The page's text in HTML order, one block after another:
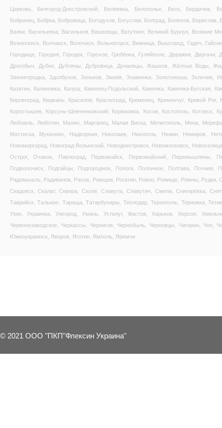
Церковь, Белгород-Днестровский, Беляевка, Белополье, Белз,
Бобринец, Бобрка, Бобровица, Богодухов, Богуслав, Болград, Болехов,
Валки, Васильевка, Васильков, Вашковцы, Ватутино, Великий Бурлук, Великие
Вознесенск, Волчанск, Волочиск, Вольногорск, Вижница, Вышгород, Гадяч,
Городище, Городня, Городок, Горохов, Гребёнка, Гуляйполе, Деражня,
Дрогобыч, Дубно, Дубляны, Дубровица, Дунаевцы, Жашков, Жёлтые Воды,
Звенигородка,
Здолбунов, Зеньков, Змиёв, Знаменка, Золотоноша, Золочев,
Казатин, Калиновка, Калуш, Каменец-Подольский, Каменка, Каменка-Бугская,
Кировоград, Кицмань, Красилов, Красноград, Кременец, Кременчуг, Кривой
Коростышев, Корсунь-Шевченковский, Корюковка, Косов, Костополь,
Любомль, Люботин, Малин, Марганец, Малая Виска, Мелитополь, Мена,
Мостиска, Мукачево, Надворная, Николаев, Никополь, Нежин, Немиров,
Новомиргород, Новоград-Волынский, Новоднестровск, Новомосковск,
Острог, Очаков, Павлоград, Первомайск, Первомайский, Перемышляны,
Подволочиск, Подгайцы, Подгородное, Пологи, Полонное, Полтава,
Радомышль, Радивилов, Рахов, Ржищев, Рогатин, Ровно, Рожище, Ромны, Рудки,
Скадовск, Скалат, Сквира, Сколе, Славута, Славутич, Смела, Снигирёвка,
Таврийск, Тальное, Тараща, Татарбунары, Теплодар, Тернополь, Терновка,
Узин, Украинка, Ужгород, Умань, Устилуг, Фастов, Харьков, Херсон,
Червонозаводское, Черкассы, Чернигов, Чернобыль, Черновцы, Чигирин,
Южноукраинск, Яворов, Яготин, Ямполь, Яремче.
© 2021 ООО "ПКП"Флексин Украина"